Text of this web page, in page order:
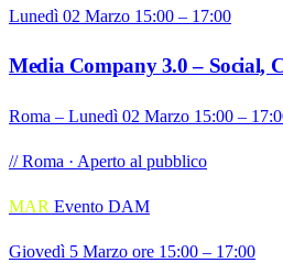
Lunedì 02 Marzo 15:00 – 17:00
Media Company 3.0 – Social,
Roma – Lunedì 02 Marzo 15:00 –
// Roma · Aperto al pubblico
MAR Evento DAM
Giovedì 5 Marzo ore 15:00 – 17:00